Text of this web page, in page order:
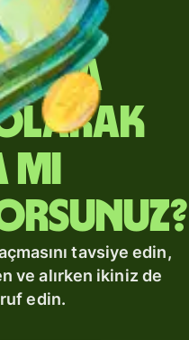
tavsiye edin,
ve alırken ikiniz de
edin.